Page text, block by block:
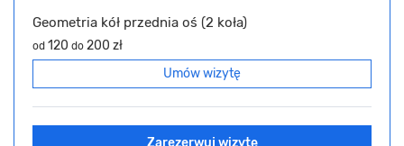
Geometria kół przednia oś (2 koła)
od 120 do 200 zł
Umów wizytę